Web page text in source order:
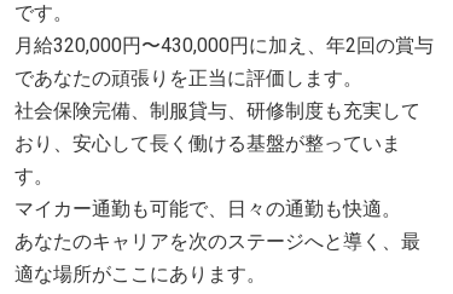
です。
月給320,000円〜430,000円に加え、年2回の賞与
であなたの頑張りを正当に評価します。
社会保険完備、制服貸与、研修制度も充実して
おり、安心して長く働ける基盤が整っていま
す。
マイカー通勤も可能で、日々の通勤も快適。
あなたのキャリアを次のステージへと導く、最
適な場所がここにあります。